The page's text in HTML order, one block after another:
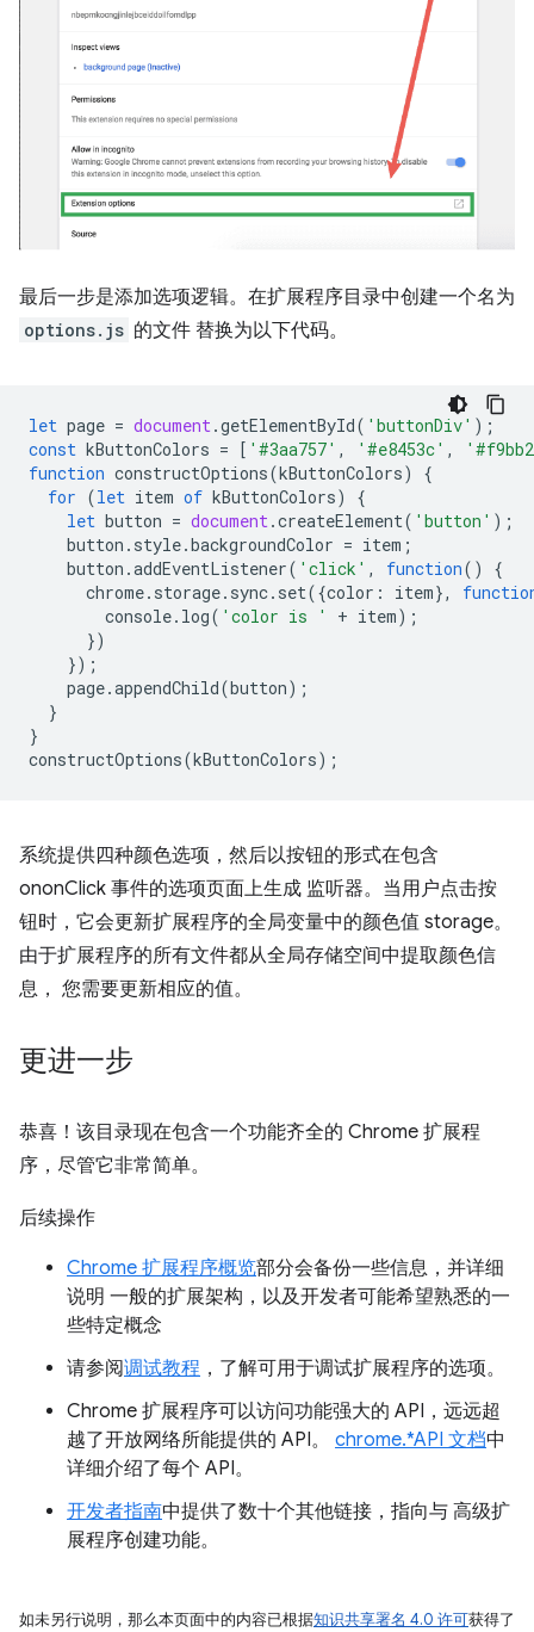
最后一步是添加选项逻辑。在扩展程序目录中创建一个名为
options.js 的文件 替换为以下代码。
let page = document.getElementById( 'buttonDiv' );
const kButtonColors = [ '#3aa757' , '#e8453c' ,
function constructOptions(kButtonColors)
{
for (let item of kButtonColors)
{
let button = document.createElement( 'button' );
button . style.backgroundColor = item ;
button .addEventListener( 'click' , function()
{
chrome. storage. sync. set({color : item},
console. log( 'color is ' + item);
})
});
page.appendChild(button);
}
}
constructOptions(kButtonColors);
系统提供四种颜色选项，然后以按钮的形式在包含
ononClick 事件的选项页面上生成 监听器。当用户点击按
钮时，它会更新扩展程序的全局变量中的颜色值 storage。
由于扩展程序的所有文件都从全局存储空间中提取颜色信
息， 您需要更新相应的值。
更进一步
恭喜！该目录现在包含一个功能齐全的 Chrome 扩展程
序，尽管它非常简单。
后续操作
Chrome 扩展程序概览部分会备份一些信息，并详细
说明 一般的扩展架构，以及开发者可能希望熟悉的一
些特定概念
请参阅调试教程 ，了解可用于调试扩展程序的选项。
Chrome 扩展程序可以访问功能强大的 API，远远超
越了开放网络所能提供的 API。 chrome.*API 文档中
详细介绍了每个 API。
开发者指南中提供了数十个其他链接，指向与 高级扩
展程序创建功能。
如未另行说明，那么本页面中的内容已根据知识共享署名 4.0 许可获得了